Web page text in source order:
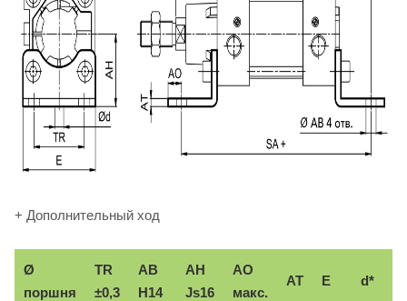
+ Дополнительный ход
Ø
поршня
TR
±0,3
AB
H14
AH
Js16
АО
макс.
AT E d*